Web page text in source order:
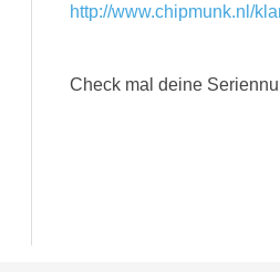
http://www.chipmunk.nl/
Check mal deine